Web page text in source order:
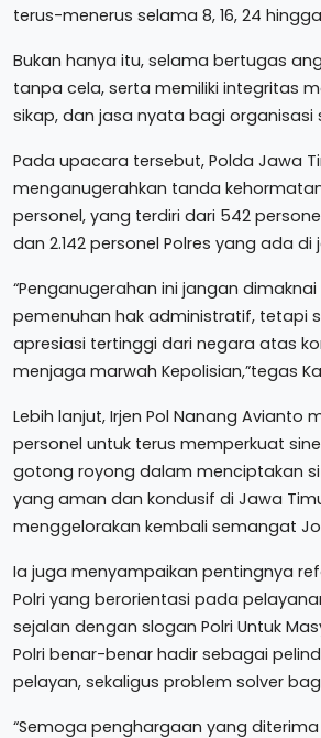
terus-menerus selama 8, 16, 24
Bukan hanya itu, selama bertugas
tanpa cela, serta memiliki integritas
sikap, dan jasa nyata bagi organisasi
Pada upacara tersebut, Polda Jawa
menganugerahkan tanda
personel, yang terdiri dari 542
dan 2.142 personel Polres yang ada di
“Penganugerahan ini jangan
pemenuhan hak administratif, tetapi
apresiasi tertinggi dari negara atas
menjaga marwah Kepolisian,”tegas
Lebih lanjut, Irjen Pol Nanang Avianto
personel untuk terus memperkuat
gotong royong dalam menciptakan
yang aman dan kondusif di Jawa
menggelorakan kembali semangat
Ia juga menyampaikan pentingnya
Polri yang berorientasi pada
sejalan dengan slogan Polri Untuk
Polri benar-benar hadir sebagai
pelayan, sekaligus problem solver
“Semoga penghargaan yang